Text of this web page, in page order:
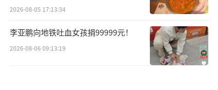
2026-08-05 17:13:34
李亚鹏向地铁吐血女孩捐99999元！
2026-08-06 09:13:19